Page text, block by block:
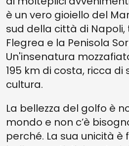
è un vero gioiello del
sud della città di Napoli,
Flegrea e la Penisola
Un'insenatura
195 km di costa, ricca di
cultura.
La bellezza del golfo è
mondo e non c’è
perché. La sua unicità è